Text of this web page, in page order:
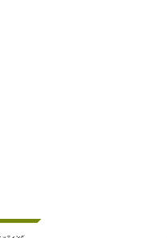
申し訳ご